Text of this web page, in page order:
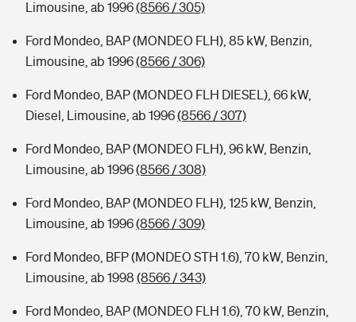
Limousine, ab 1996(8566 / 305)
Ford Mondeo, BAP (MONDEO FLH), 85 kW, Benzin,
Limousine, ab 1996(8566 / 306)
Ford Mondeo, BAP (MONDEO FLH DIESEL), 66 kW,
Diesel, Limousine, ab 1996(8566 / 307)
Ford Mondeo, BAP (MONDEO FLH), 96 kW, Benzin,
Limousine, ab 1996(8566 / 308)
Ford Mondeo, BAP (MONDEO FLH), 125 kW, Benzin,
Limousine, ab 1996(8566 / 309)
Ford Mondeo, BFP (MONDEO STH 1.6), 70 kW, Benzin,
Limousine, ab 1998 (8566 / 343)
Ford Mondeo, BAP (MONDEO FLH 1.6), 70 kW, Benzin,